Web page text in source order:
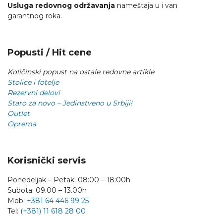
Usluga redovnog održavanja nameštaja u i van
garantnog roka.
Popusti / Hit cene
Količinski popust na ostale redovne artikle
Stolice i fotelje
Rezervni delovi
Staro za novo – Jedinstveno u Srbiji!
Outlet
Oprema
Korisnički servis
Ponedeljak – Petak: 08:00 – 18:00h
Subota: 09.00 – 13.00h
Mob: +381 64 446 99 25
Tel: (+381) 11 618 28 00